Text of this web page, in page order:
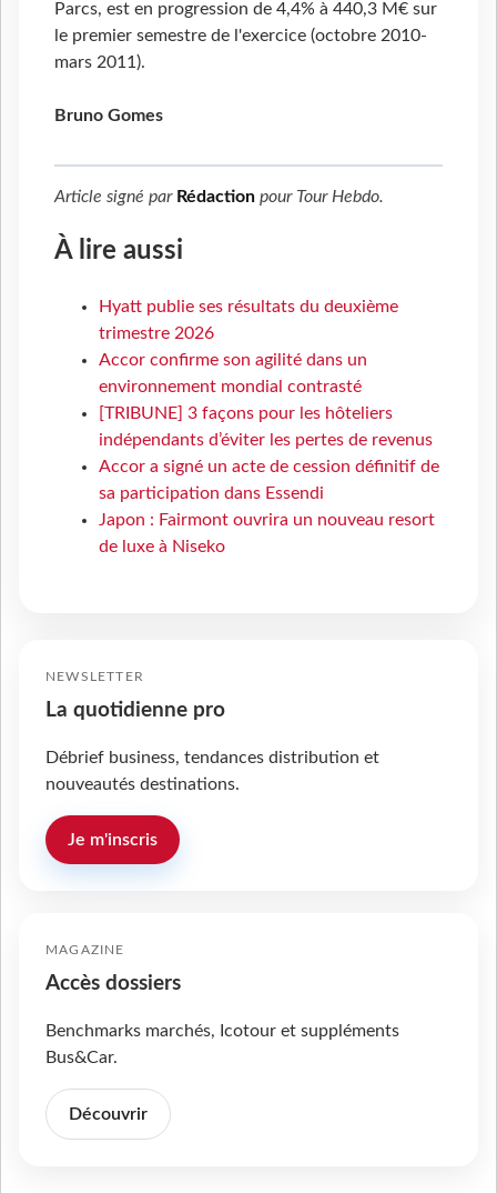
Parcs, est en progression de 4,4% à 440,3 M€ sur
le premier semestre de l'exercice (octobre 2010-
mars 2011).
Bruno Gomes
Article signé par Rédaction pour Tour Hebdo.
À lire aussi
Hyatt publie ses résultats du deuxième
trimestre 2026
Accor confirme son agilité dans un
environnement mondial contrasté
[TRIBUNE] 3 façons pour les hôteliers
indépendants d’éviter les pertes de revenus
Accor a signé un acte de cession définitif de
sa participation dans Essendi
Japon : Fairmont ouvrira un nouveau resort
de luxe à Niseko
NEWSLETTER
La quotidienne pro
Débrief business, tendances distribution et
nouveautés destinations.
Je m'inscris
MAGAZINE
Accès dossiers
Benchmarks marchés, Icotour et suppléments
Bus&Car.
Découvrir